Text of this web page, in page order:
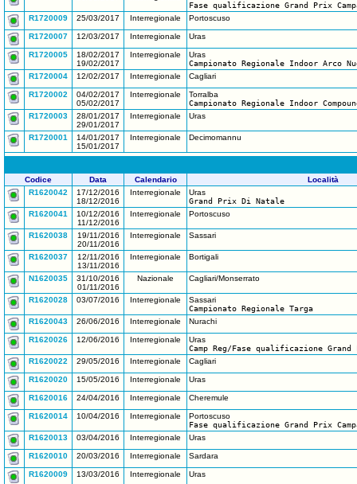
Fase qualificazione Grand Prix
R1720009
25/03/2017 Interregionale Portoscuso
R1720007 12/03/2017 Interregionale Uras
R1720005
18/02/2017
19/02/2017
Interregionale
Uras
Campionato Regionale Indoor Arco
R1720004
12/02/2017 Interregionale Cagliari
R1720002
04/02/2017
05/02/2017
Interregionale
Torralba
Campionato Regionale Indoor
R1720003
28/01/2017
29/01/2017
Interregionale Uras
R1720001
14/01/2017
15/01/2017
Interregionale Decimomannu
Codice Data Calendario
Località
R1620042
17/12/2016
18/12/2016
Interregionale
Uras
Grand Prix Di Natale
R1620041
10/12/2016
11/12/2016
Interregionale Portoscuso
R1620038
19/11/2016
20/11/2016
Interregionale Sassari
R1620037
12/11/2016
13/11/2016
Interregionale Bortigali
N1620035
31/10/2016
01/11/2016
Nazionale Cagliari/Monserrato
R1620028 03/07/2016 Interregionale
Sassari
Campionato Regionale Targa
R1620043
26/06/2016 Interregionale Nurachi
R1620026 12/06/2016 Interregionale
Uras
Camp Reg/Fase qualificazione Grand
R1620022
29/05/2016 Interregionale Cagliari
R1620020 15/05/2016 Interregionale Uras
R1620016 24/04/2016 Interregionale Cheremule
R1620014 10/04/2016 Interregionale
Portoscuso
Fase qualificazione Grand Prix
R1620013
03/04/2016 Interregionale Uras
R1620010 20/03/2016 Interregionale Sardara
R1620009 13/03/2016 Interregionale Uras